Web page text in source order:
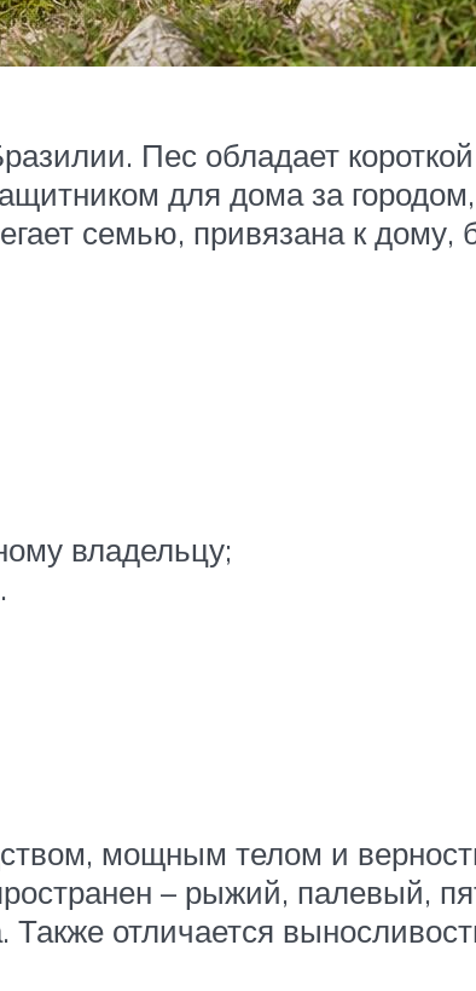
Пес обладает
для дома за городом,
семью, привязана к дому,
владельцу;
мощным телом и
– рыжий, палевый,
Также отличается